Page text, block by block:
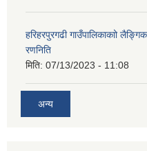
हरिहरपुरगढी गाउँपालिकाकाो
रणनिति
मिति: 07/13/2023 - 11:08
अन्य